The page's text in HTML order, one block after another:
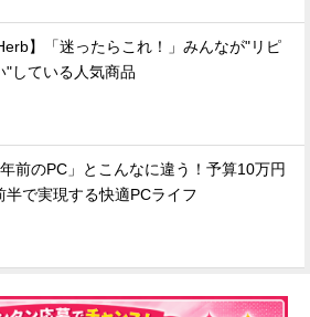
】「迷ったらこれ！」みんなが"リピ
"している人気商品
年前のPC」とこんなに違う！予算10万円
半で実現する快適PCライフ